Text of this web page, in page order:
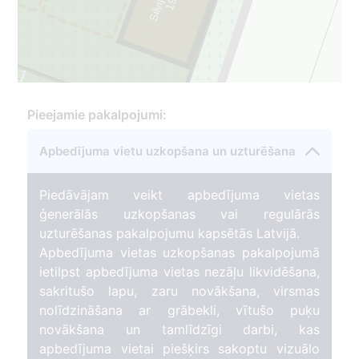
1
1
9
4
7
-
2
0
1
Pieejamie pakalpojumi:
Apbedījuma vietu uzkopšana un uzturēšana
Piedāvājam veikt apbedījuma vietas
ģenerālās uzkopšanas vai regulārās
uzturēšanas pakalpojumu kapsētās Latvijā.
Apbedījuma vietas uzkopšanas pakalpojumā
ietilpst apbedījuma vietas nezāļu likvidēšana,
sakritušo lapu, zaru novākšana, virsmas
nolīdzināšana ar grābekli, vītušo puķu
novākšana un tamlīdzīgi darbi, kas
apbedījuma vietai piešķirs sakoptu vizuālo